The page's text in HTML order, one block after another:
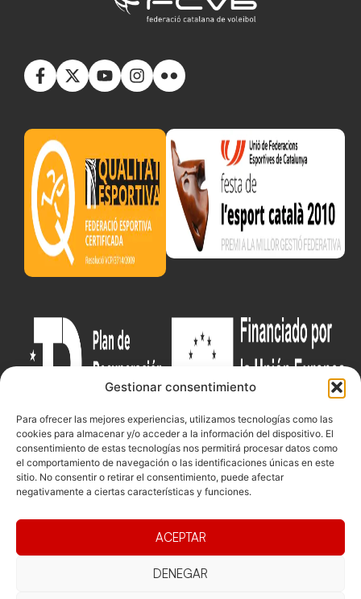
Gestionar consentimiento
Para ofrecer las mejores experiencias, utilizamos tecnologías como las
cookies para almacenar y/o acceder a la información del dispositivo. El
consentimiento de estas tecnologías nos permitirá procesar datos como
el comportamiento de navegación o las identificaciones únicas en este
sitio. No consentir o retirar el consentimiento, puede afectar
negativamente a ciertas características y funciones.
ACEPTAR
DENEGAR
Junta
Competicions
Pista
Competiciones
Documentacio
Transparència
Eleccions
Contacte
Jonqueres,
08003